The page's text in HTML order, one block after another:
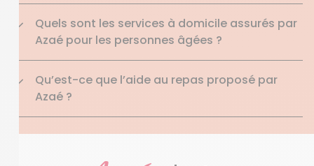
Quels sont les services à domicile assurés par
Azaé pour les personnes âgées ?
Qu’est-ce que l’aide au repas proposé par
Azaé ?